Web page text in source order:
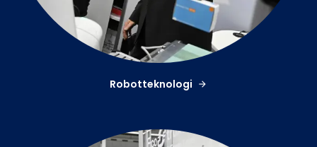
Robotteknologi